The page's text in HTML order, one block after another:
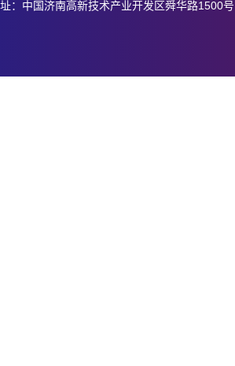
：中国济南高新技术产业开发区舜华路